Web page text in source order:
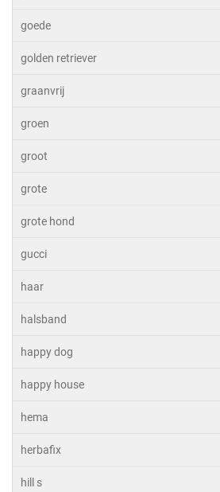
goede
golden retriever
graanvrij
groen
groot
grote
grote hond
gucci
haar
halsband
happy dog
happy house
hema
herbafix
hill s